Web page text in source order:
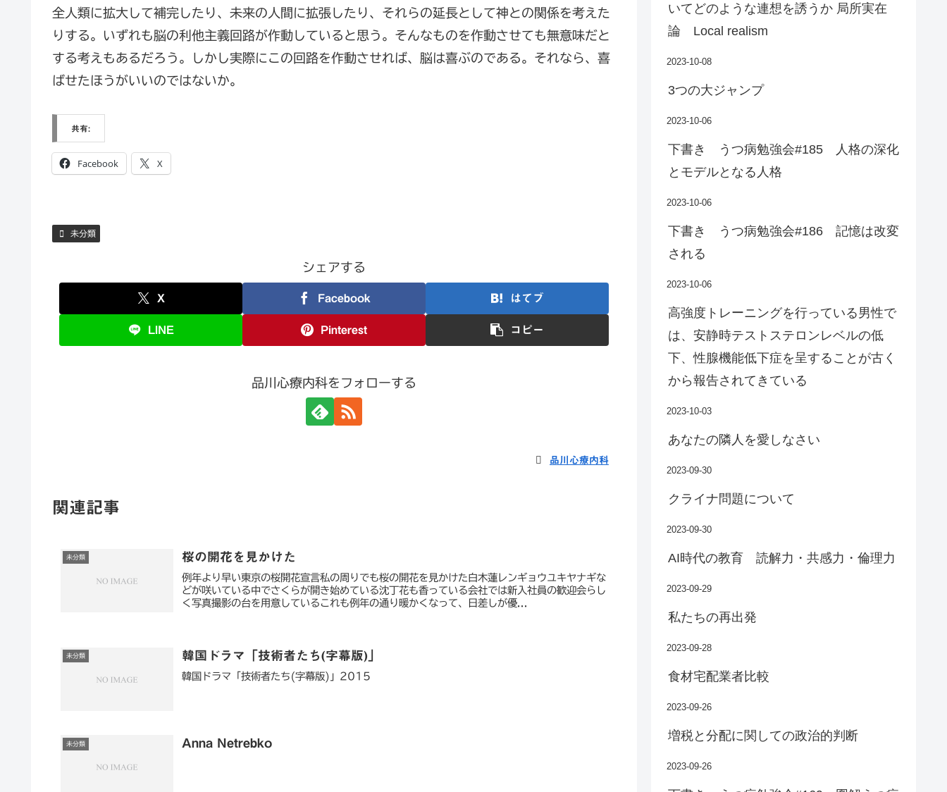
全人類に拡大して補完したり、未来の人間に拡張したり、それらの延長として神との関係を考えた
りする。いずれも脳の利他主義回路が作動していると思う。そんなものを作動させても無意味だと
する考えもあるだろう。しかし実際にこの回路を作動させれば、脳は喜ぶのである。それなら、喜
ばせたほうがいいのではないか。
共有:
Facebook X
未分類
シェアする
X Facebook はてブ
LINE Pinterest コピー
品川心療内科をフォローする
品川心療内科
関連記事
未分類 桜の開花を見かけた
例年より早い東京の桜開花宣言私の周りでも桜の開花を見かけた白木蓮レンギョウユキヤナギな
どが咲いている中でさくらが開き始めている沈丁花も香っている会社では新入社員の歓迎会らし
く写真撮影の台を用意しているこれも例年の通り暖かくなって、日差しが優...
未分類 韓国ドラマ「技術者たち(字幕版)」
韓国ドラマ「技術者たち(字幕版)」2015
未分類 Anna Netrebko
いてどのような連想を誘うか 局所実在
論 Local realism
2023-10-08
3つの大ジャンプ
2023-10-06
下書き うつ病勉強会#185 人格の深化
とモデルとなる人格
2023-10-06
下書き うつ病勉強会#186 記憶は改変
される
2023-10-06
高強度トレーニングを行っている男性で
は、安静時テストステロンレベルの低
下、性腺機能低下症を呈することが古く
から報告されてきている
2023-10-03
あなたの隣人を愛しなさい
2023-09-30
クライナ問題について
2023-09-30
AI時代の教育 読解力・共感力・倫理力
2023-09-29
私たちの再出発
2023-09-28
食材宅配業者比較
2023-09-26
増税と分配に関しての政治的判断
2023-09-26